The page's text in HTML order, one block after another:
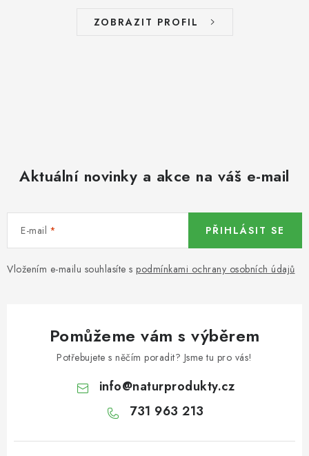
DÁRKOVÉ POUKAZY
OŘECHY NATURAL / MANDLE
OŘECHY NATURAL / KEŠU OŘECHY / KEŠU OŘECHY
CELÉ NATURAL
OŘECHY NATURAL / PODZEMNICE (ARAŠÍDY) /
PODZEMNICE OLEJNÁ BLANŠÍROVANÁ
ZOBRAZIT PROFIL
Aktuální novinky a akce na váš e-mail
E-mail
Vložením e-mailu souhlasíte s podmínkami ochrany osobních údajů
PŘIHLÁSIT SE
Pomůžeme vám s výběrem
Potřebujete s něčím poradit? Jsme tu pro vás!
info@naturprodukty.cz
731 963 213